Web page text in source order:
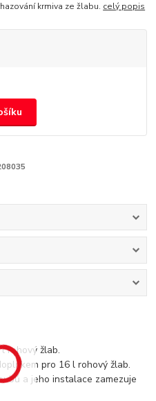
krmiva ze žlabu. celý popis
rohový žlab.
pro 16 l rohový žlab.
a jeho instalace zamezuje